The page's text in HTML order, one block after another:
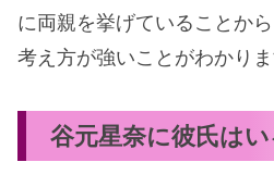
に両親を挙げていることか
考え方が強いことがわかりま
谷元星奈に彼氏はい